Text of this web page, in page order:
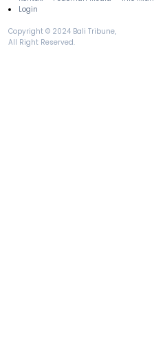
Login
Copyright © 2024 Bali Tribune,
All Right Reserved.